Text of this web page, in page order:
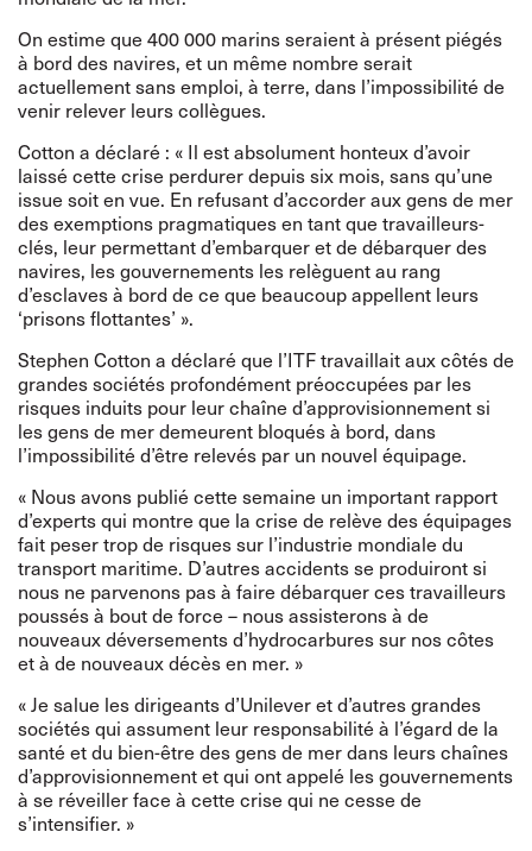
On estime que 400 000 marins seraient à présent piégés
à bord des navires, et un même nombre serait
actuellement sans emploi, à terre, dans l’impossibilité de
venir relever leurs collègues.
Cotton a déclaré : « Il est absolument honteux d’avoir
laissé cette crise perdurer depuis six mois, sans qu’une
issue soit en vue. En refusant d’accorder aux gens de mer
des exemptions pragmatiques en tant que travailleurs-
clés, leur permettant d’embarquer et de débarquer des
navires, les gouvernements les relèguent au rang
d’esclaves à bord de ce que beaucoup appellent leurs
‘prisons flottantes’ ».
Stephen Cotton a déclaré que l’ITF travaillait aux côtés de
grandes sociétés profondément préoccupées par les
risques induits pour leur chaîne d’approvisionnement si
les gens de mer demeurent bloqués à bord, dans
l’impossibilité d’être relevés par un nouvel équipage.
« Nous avons publié cette semaine un important rapport
d’experts qui montre que la crise de relève des équipages
fait peser trop de risques sur l’industrie mondiale du
transport maritime. D’autres accidents se produiront si
nous ne parvenons pas à faire débarquer ces travailleurs
poussés à bout de force – nous assisterons à de
nouveaux déversements d’hydrocarbures sur nos côtes
et à de nouveaux décès en mer. »
« Je salue les dirigeants d’Unilever et d’autres grandes
sociétés qui assument leur responsabilité à l’égard de la
santé et du bien-être des gens de mer dans leurs chaînes
d’approvisionnement et qui ont appelé les gouvernements
à se réveiller face à cette crise qui ne cesse de
s’intensifier. »